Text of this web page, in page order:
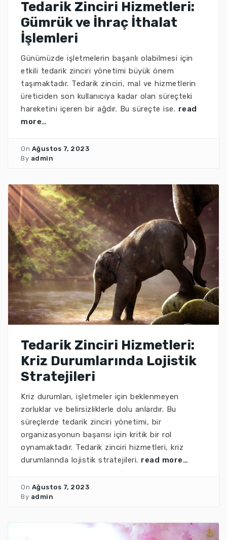
Tedarik Zinciri Hizmetleri:
Gümrük ve İhraç İthalat
İşlemleri
Günümüzde işletmelerin başarılı olabilmesi için
etkili tedarik zinciri yönetimi büyük önem
taşımaktadır. Tedarik zinciri, mal ve hizmetlerin
üreticiden son kullanıcıya kadar olan süreçteki
hareketini içeren bir ağdır. Bu süreçte ise. read
more…
On Ağustos 7, 2023
By admin
Tedarik Zinciri Hizmetleri:
Kriz Durumlarında Lojistik
Stratejileri
Kriz durumları, işletmeler için beklenmeyen
zorluklar ve belirsizliklerle dolu anlardır. Bu
süreçlerde tedarik zinciri yönetimi, bir
organizasyonun başarısı için kritik bir rol
oynamaktadır. Tedarik zinciri hizmetleri, kriz
durumlarında lojistik stratejileri. read more…
On Ağustos 7, 2023
By admin